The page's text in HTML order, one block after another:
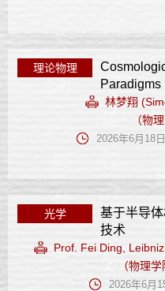
理论物理
Paradigms
林梦翔
（物
2026年6月18
光学
基于半导
技术
Prof. Fei Ding,
（物理
2026年6月